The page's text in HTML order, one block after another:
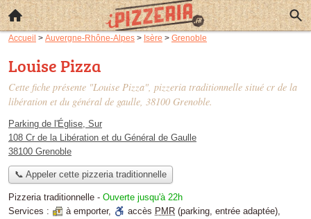
Accueil > Auvergne-Rhône-Alpes > Isère > Grenoble
Louise Pizza
Cette fiche présente "Louise Pizza", pizzeria traditionnelle situé cr de la
libération et du général de gaulle, 38100 Grenoble.
Parking de l'Église, Sur
108 Cr de la Libération et du Général de Gaulle
38100 Grenoble
📞 Appeler cette pizzeria traditionnelle
Pizzeria traditionnelle - Ouverte jusqu'à 22h
Services :
à emporter, accès PMR (parking, entrée adaptée),